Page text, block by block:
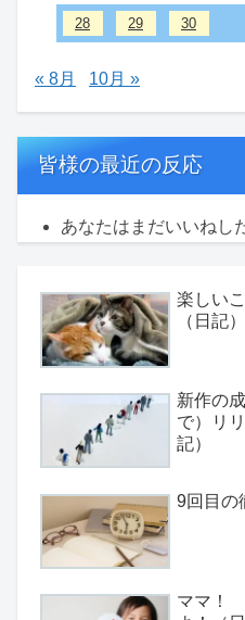
28 29 30
« 8月 10月 »
皆様の最近の反応
あなたはまだいいねし
楽しい
（日記）
新作の
で）リ
記）
9回目の
ママ！